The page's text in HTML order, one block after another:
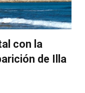
con la
de Illa